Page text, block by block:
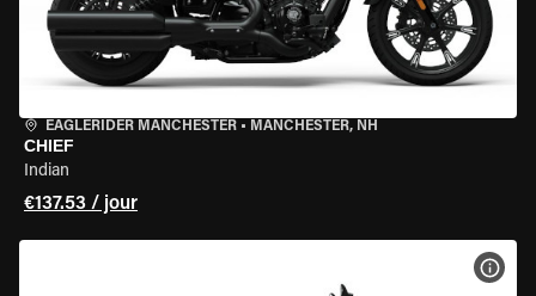
EAGLERIDER MANCHESTER • MANCHESTER, NH
CHIEF
Indian
€137.53 / jour